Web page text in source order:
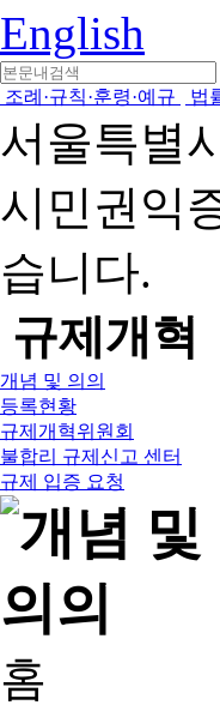
English
조례·규칙·훈령·예규 법
서울특별
시민권익
습니다.
규제개혁
개념 및 의의
등록현황
규제개혁위원회
불합리 규제신고 센터
규제 입증 요청
홈